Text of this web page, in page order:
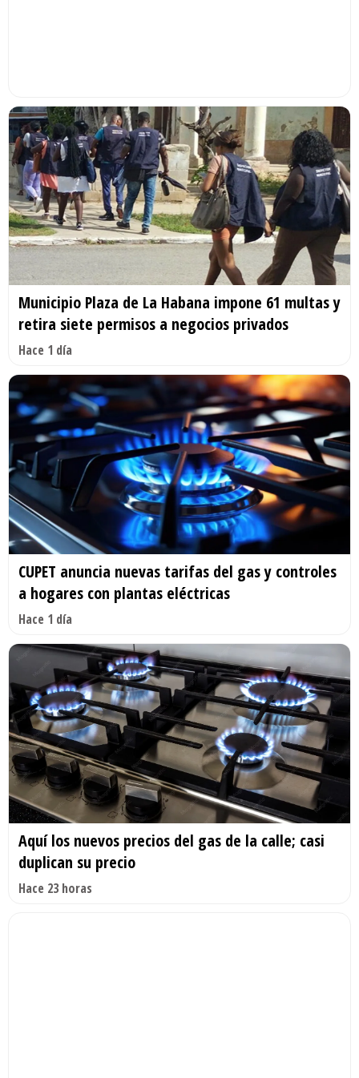
Municipio Plaza de La Habana impone 61 multas y
retira siete permisos a negocios privados
Hace 1 día
CUPET anuncia nuevas tarifas del gas y controles
a hogares con plantas eléctricas
Hace 1 día
Aquí los nuevos precios del gas de la calle; casi
duplican su precio
Hace 23 horas